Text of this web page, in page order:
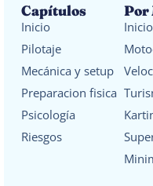
Capítulos
Inicio
Pilotaje
Mecánica y setup
Preparacion fisica
Psicología
Riesgos
Por
Inicio